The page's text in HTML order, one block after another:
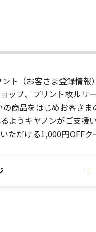
ト（お客さま登録情
ップ、プリント枚ルサ
商品をはじめお客さ
ようキヤノンがご支援
だける1,000円OFFク